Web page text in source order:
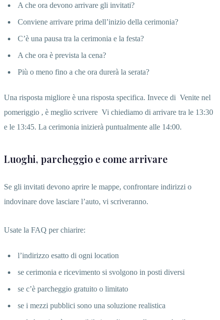
A che ora devono arrivare gli invitati?
Conviene arrivare prima dell’inizio della cerimonia?
C’è una pausa tra la cerimonia e la festa?
A che ora è prevista la cena?
Più o meno fino a che ora durerà la serata?
Una risposta migliore è una risposta specifica. Invece di Venite nel
pomeriggio , è meglio scrivere Vi chiediamo di arrivare tra le 13:30
e le 13:45. La cerimonia inizierà puntualmente alle 14:00.
Luoghi, parcheggio e come arrivare
Se gli invitati devono aprire le mappe, confrontare indirizzi o
indovinare dove lasciare l’auto, vi scriveranno.
Usate la FAQ per chiarire:
l’indirizzo esatto di ogni location
se cerimonia e ricevimento si svolgono in posti diversi
se c’è parcheggio gratuito o limitato
se i mezzi pubblici sono una soluzione realistica